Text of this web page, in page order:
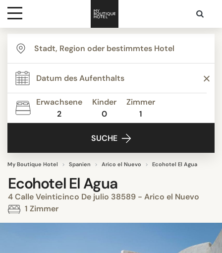
Ziele
Hotelarten
Kontakt
Erwachsene
2
Kinder
0
Zimmer
1
SUCHE
My Boutique Hotel Spanien Arico el Nuevo Ecohotel El Agua
Ecohotel El Agua
4 Calle Veinticinco De julio 38589 - Arico el Nuevo
1 Zimmer